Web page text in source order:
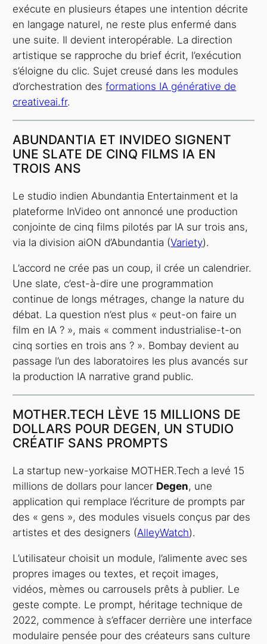
exécute en plusieurs étapes une intention décrite
en langage naturel, ne reste plus enfermé dans
une suite. Il devient interopérable. La direction
artistique se rapproche du brief écrit, l’exécution
s’éloigne du clic. Sujet creusé dans les modules
d’orchestration desformations IA générative de
creativeai.fr.
ABUNDANTIA ET INVIDEO SIGNENT
UNE SLATE DE CINQ FILMS IA EN
TROIS ANS
Le studio indien Abundantia Entertainment et la
plateforme InVideo ont annoncé une production
conjointe de cinq films pilotés par IA sur trois ans,
via la division aiON d’Abundantia (Variety).
L’accord ne crée pas un coup, il crée un calendrier.
Une slate, c’est-à-dire une programmation
continue de longs métrages, change la nature du
débat. La question n’est plus « peut-on faire un
film en IA ? », mais « comment industrialise-t-on
cinq sorties en trois ans ? ». Bombay devient au
passage l’un des laboratoires les plus avancés sur
la production IA narrative grand public.
MOTHER.TECH LÈVE 15 MILLIONS DE
DOLLARS POUR DEGEN, UN STUDIO
CRÉATIF SANS PROMPTS
La startup new-yorkaise MOTHER.Tech a levé 15
millions de dollars pour lancer Degen, une
application qui remplace l’écriture de prompts par
des « gens », des modules visuels conçus par des
artistes et des designers (AlleyWatch).
L’utilisateur choisit un module, l’alimente avec ses
propres images ou textes, et reçoit images,
vidéos, mèmes ou carrousels prêts à publier. Le
geste compte. Le prompt, héritage technique de
2022, commence à s’effacer derrière une interface
modulaire pensée pour des créateurs sans culture